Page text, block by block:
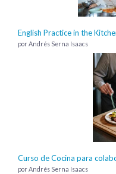
English Practice in the
por Andrés Serna Isaacs
Curso de Cocina para
por Andrés Serna Isaacs